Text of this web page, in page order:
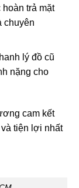
trả mặt
chuyên
lý đồ cũ
nặng cho
cam kết
tiện lợi nhất